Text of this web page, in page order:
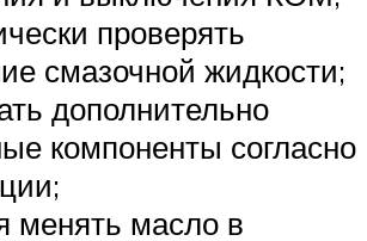
проверять
смазочной жидкости;
дополнительно
компоненты согласно
менять масло в